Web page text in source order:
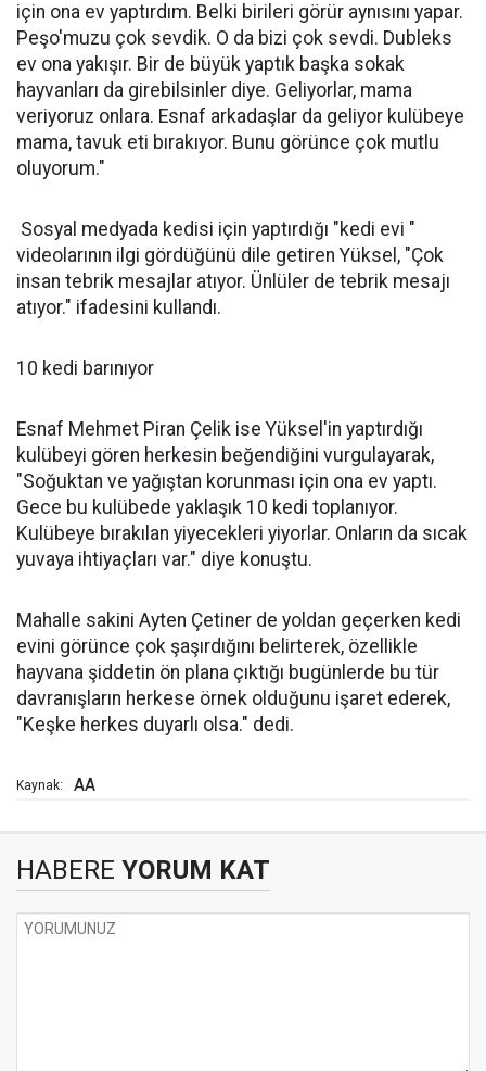
için ona ev yaptırdım. Belki birileri görür aynısını yapar.
Peşo'muzu çok sevdik. O da bizi çok sevdi. Dubleks
ev ona yakışır. Bir de büyük yaptık başka sokak
hayvanları da girebilsinler diye. Geliyorlar, mama
veriyoruz onlara. Esnaf arkadaşlar da geliyor kulübeye
mama, tavuk eti bırakıyor. Bunu görünce çok mutlu
oluyorum."
Sosyal medyada kedisi için yaptırdığı "kedi evi "
videolarının ilgi gördüğünü dile getiren Yüksel, "Çok
insan tebrik mesajlar atıyor. Ünlüler de tebrik mesajı
atıyor." ifadesini kullandı.
10 kedi barınıyor
Esnaf Mehmet Piran Çelik ise Yüksel'in yaptırdığı
kulübeyi gören herkesin beğendiğini vurgulayarak,
"Soğuktan ve yağıştan korunması için ona ev yaptı.
Gece bu kulübede yaklaşık 10 kedi toplanıyor.
Kulübeye bırakılan yiyecekleri yiyorlar. Onların da sıcak
yuvaya ihtiyaçları var." diye konuştu.
Mahalle sakini Ayten Çetiner de yoldan geçerken kedi
evini görünce çok şaşırdığını belirterek, özellikle
hayvana şiddetin ön plana çıktığı bugünlerde bu tür
davranışların herkese örnek olduğunu işaret ederek,
"Keşke herkes duyarlı olsa." dedi.
Kaynak: AA
HABERE YORUM KAT